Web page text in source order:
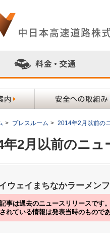
> プレスルーム > 2014年2月以前の
年2月以前のニュ
イウェイまちなかラーメン
事は過去のニュースリリースです。
れている情報は発表当時のもので